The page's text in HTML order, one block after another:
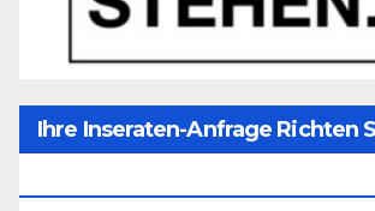
Ihre Inseraten-Anfrage Richten